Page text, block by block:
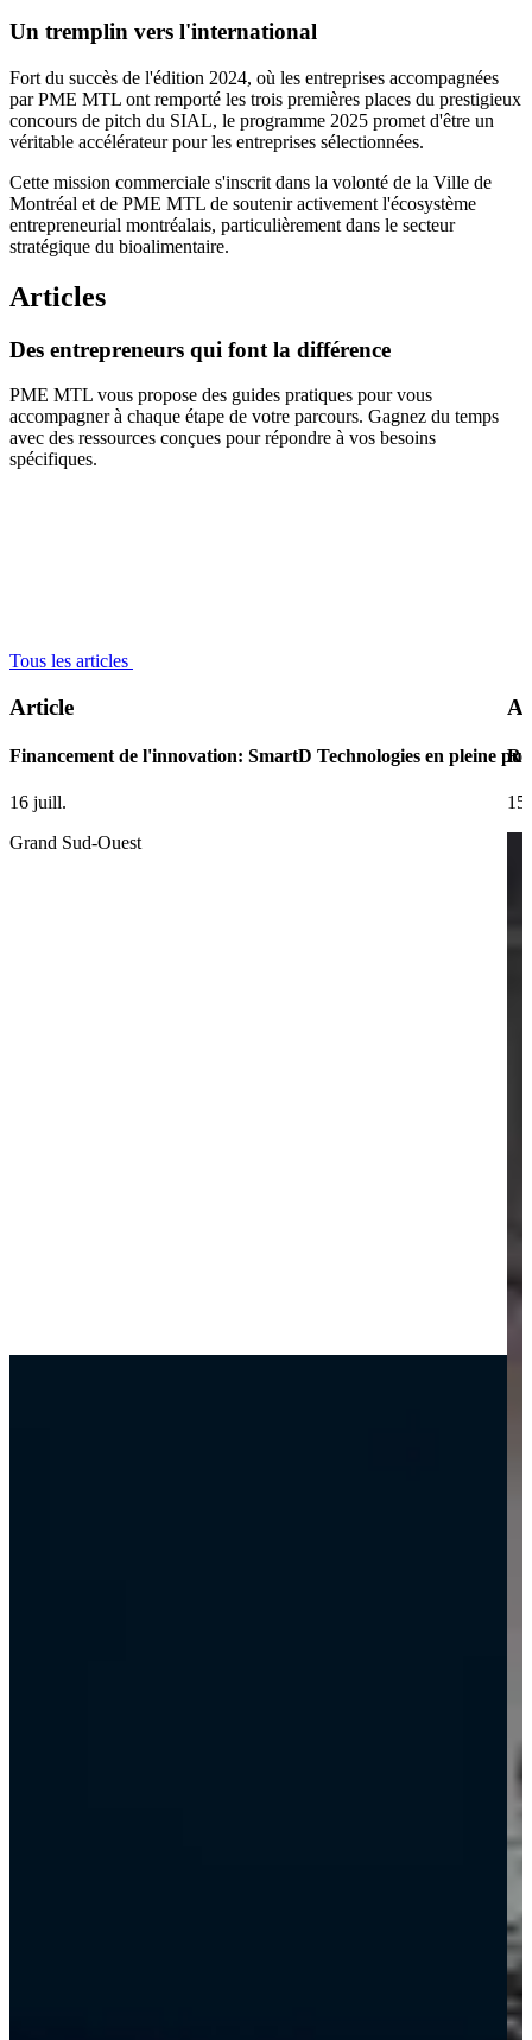
Un tremplin vers l'international
Fort du succès de l'édition 2024, où les entreprises accompagnées
par PME MTL ont remporté les trois premières places du prestigieux
concours de pitch du SIAL, le programme 2025 promet d'être un
véritable accélérateur pour les entreprises sélectionnées.
Cette mission commerciale s'inscrit dans la volonté de la Ville de
Montréal et de PME MTL de soutenir activement l'écosystème
entrepreneurial montréalais, particulièrement dans le secteur
stratégique du bioalimentaire.
Articles
Des entrepreneurs qui font la différence
PME MTL vous propose des guides pratiques pour vous
accompagner à chaque étape de votre parcours. Gagnez du temps
avec des ressources conçues pour répondre à vos besoins
spécifiques.
Tous les articles
Article
Financement de l'innovation: SmartD Technologies en pleine
16 juill.
Grand Sud-Ouest
15